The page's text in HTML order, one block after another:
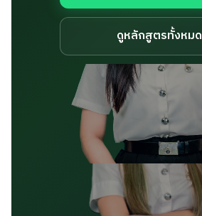
ดูหลักสูตรทั้งหมด
วิทยาศาสตรบัณฑิต (วท.บ.)
สาขาพืชศาสตร์